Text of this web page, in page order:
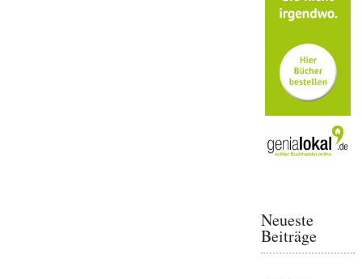
Neueste
Beiträge